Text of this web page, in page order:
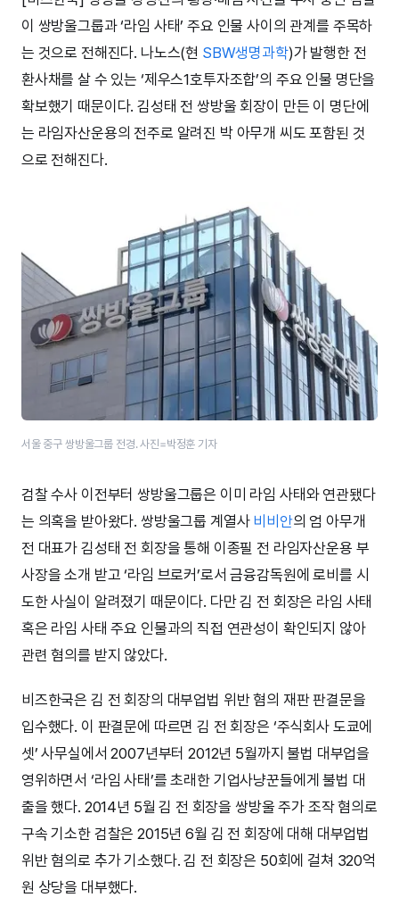
이 쌍방울그룹과 ‘라임 사태’ 주요 인물 사이의 관계를 주목하
는 것으로 전해진다. 나노스(현 SBW생명과학)가 발행한 전
환사채를 살 수 있는 ‘제우스1호투자조합’의 주요 인물 명단을
확보했기 때문이다. 김성태 전 쌍방울 회장이 만든 이 명단에
는 라임자산운용의 전주로 알려진 박 아무개 씨도 포함된 것
으로 전해진다.
서울 중구 쌍방울그룹 전경. 사진=박정훈 기자
검찰 수사 이전부터 쌍방울그룹은 이미 라임 사태와 연관됐다
는 의혹을 받아왔다. 쌍방울그룹 계열사 비비안의 엄 아무개
전 대표가 김성태 전 회장을 통해 이종필 전 라임자산운용 부
사장을 소개 받고 ‘라임 브로커’로서 금융감독원에 로비를 시
도한 사실이 알려졌기 때문이다. 다만 김 전 회장은 라임 사태
혹은 라임 사태 주요 인물과의 직접 연관성이 확인되지 않아
관련 혐의를 받지 않았다.
비즈한국은 김 전 회장의 대부업법 위반 혐의 재판 판결문을
입수했다. 이 판결문에 따르면 김 전 회장은 ‘주식회사 도쿄에
셋’ 사무실에서 2007년부터 2012년 5월까지 불법 대부업을
영위하면서 ‘라임 사태’를 초래한 기업사냥꾼들에게 불법 대
출을 했다. 2014년 5월 김 전 회장을 쌍방울 주가 조작 혐의로
구속 기소한 검찰은 2015년 6월 김 전 회장에 대해 대부업법
위반 혐의로 추가 기소했다. 김 전 회장은 50회에 걸쳐 320억
원 상당을 대부했다.